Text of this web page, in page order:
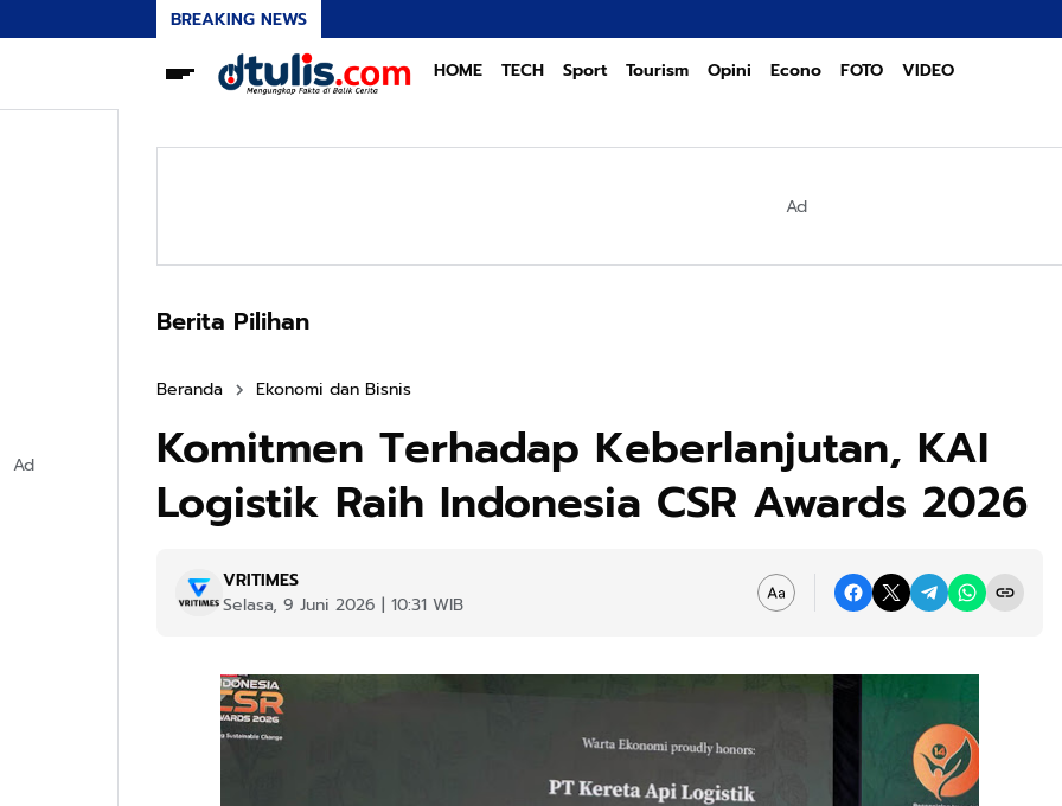
BREAKING NEWS
HOME TECH Sport Tourism Opini Econo FOTO VIDEO
Ad
Berita Pilihan
Beranda Ekonomi dan Bisnis
Komitmen Terhadap Keberlanjutan, KAI
Logistik Raih Indonesia CSR Awards 2026
VRITIMES
Selasa, 9 Juni 2026 | 10:31 WIB
Ad